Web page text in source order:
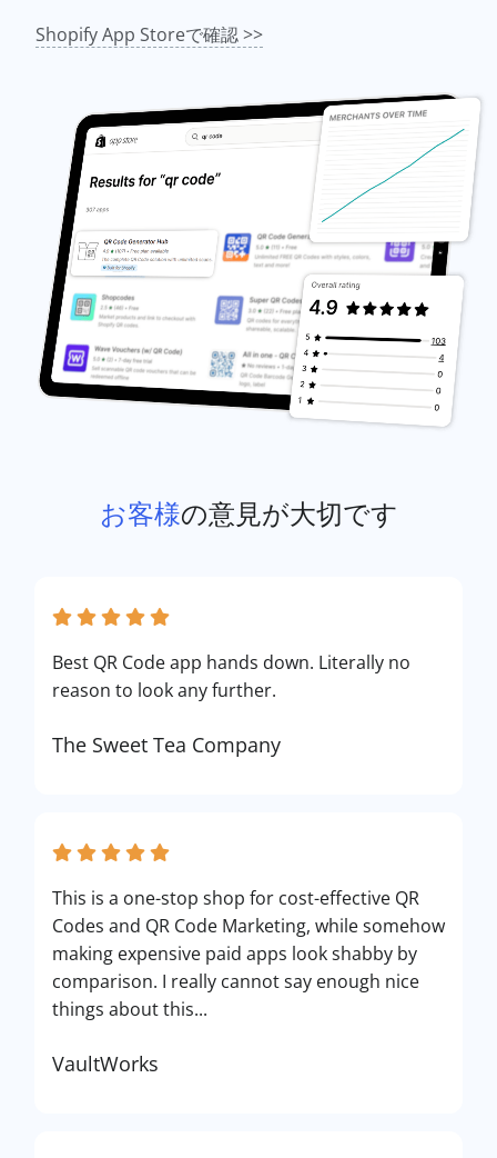
Shopify App Storeで確認 >>
お客様の意見が大切です
Best QR Code app hands down. Literally no
reason to look any further.
The Sweet Tea Company
This is a one-stop shop for cost-effective QR
Codes and QR Code Marketing, while somehow
making expensive paid apps look shabby by
comparison. I really cannot say enough nice
things about this...
VaultWorks